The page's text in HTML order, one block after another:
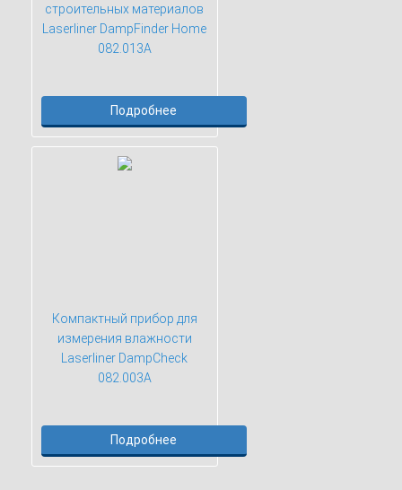
строительных материалов
Laserliner DampFinder Home
082.013A
Подробнее
Компактный прибор для
измерения влажности
Laserliner DampCheck
082.003A
Подробнее